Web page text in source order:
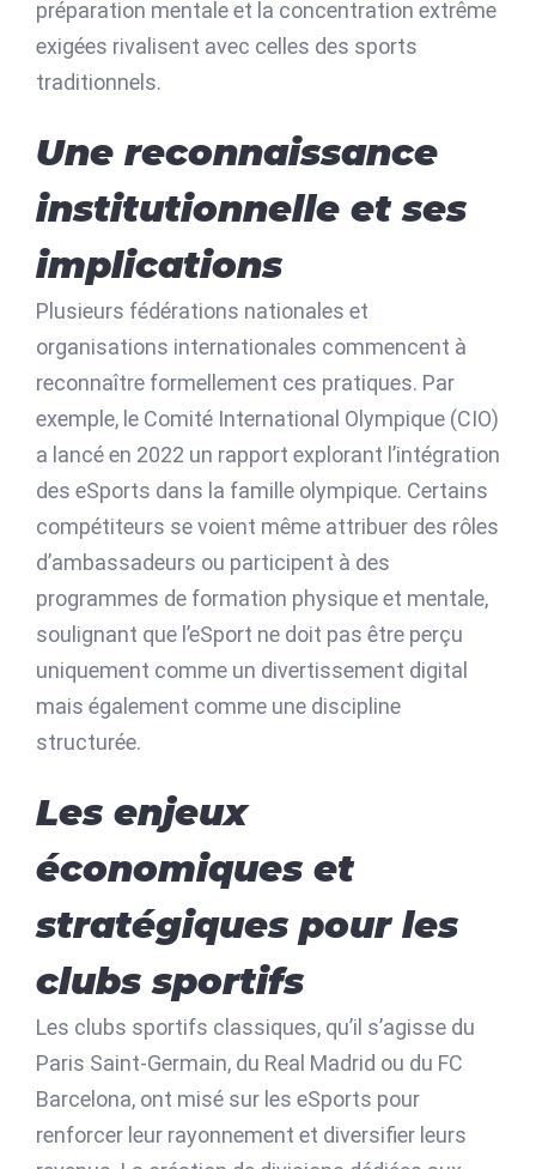
préparation mentale et la concentration extrême
exigées rivalisent avec celles des sports
traditionnels.
Une reconnaissance
institutionnelle et ses
implications
Plusieurs fédérations nationales et
organisations internationales commencent à
reconnaître formellement ces pratiques. Par
exemple, le Comité International Olympique (CIO)
a lancé en 2022 un rapport explorant l’intégration
des eSports dans la famille olympique. Certains
compétiteurs se voient même attribuer des rôles
d’ambassadeurs ou participent à des
programmes de formation physique et mentale,
soulignant que l’eSport ne doit pas être perçu
uniquement comme un divertissement digital
mais également comme une discipline
structurée.
Les enjeux
économiques et
stratégiques pour les
clubs sportifs
Les clubs sportifs classiques, qu’il s’agisse du
Paris Saint-Germain, du Real Madrid ou du FC
Barcelona, ont misé sur les eSports pour
renforcer leur rayonnement et diversifier leurs